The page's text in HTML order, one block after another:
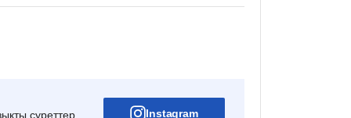
суреттер, Instagram